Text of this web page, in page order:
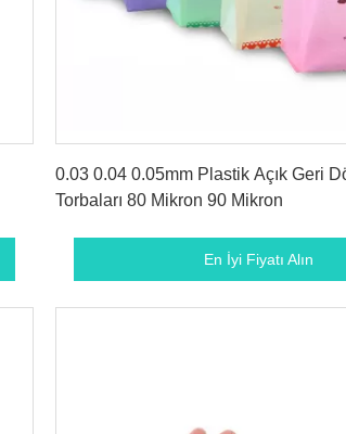
0.03 0.04 0.05mm Plastik Açık Geri
Torbaları 80 Mikron 90 Mikron
En İyi Fiyatı Alın